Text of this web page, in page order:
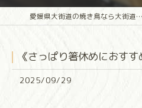
愛媛県大街道の焼き鳥なら大街道立ち飲み焼き鳥 魁(さきがけ)
《さっぱり箸休めにおすす
2025/09/29